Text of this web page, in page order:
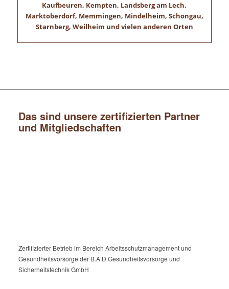
Kaufbeuren, Kempten, Landsberg am Lech,
Marktoberdorf, Memmingen, Mindelheim, Schongau,
Starnberg, Weilheim und vielen anderen Orten
Das sind unsere zertifizierten Partner
und Mitgliedschaften
Zertifizierter Betrieb im Bereich Arbeitsschutzmanagement und
Gesundheitsvorsorge der B.A.D Gesundheitsvorsorge und
Sicherheitstechnik GmbH